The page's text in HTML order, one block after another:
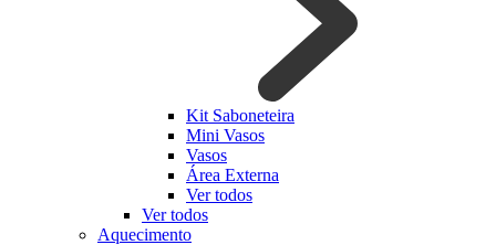
Kit Saboneteira
Mini Vasos
Vasos
Área Externa
Ver todos
Ver todos
Aquecimento